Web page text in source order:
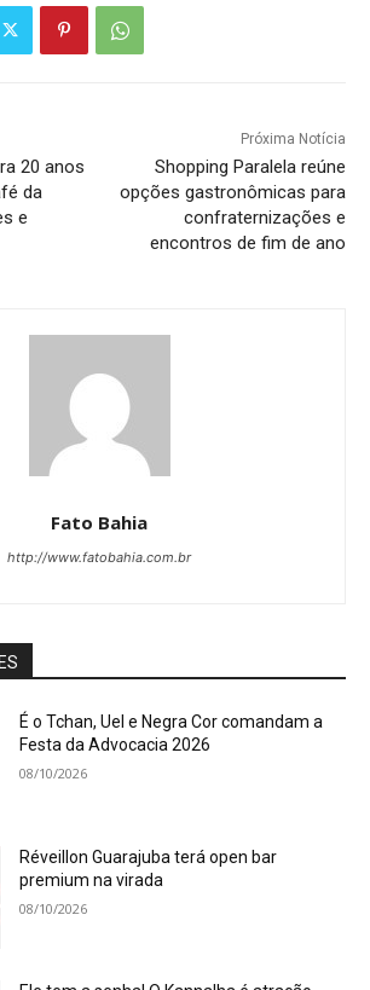
20 anos
da
e
Próxima Notícia
Shopping Paralela reúne
opções gastronômicas para
confraternizações e
encontros de fim de ano
Fato Bahia
http://www.fatobahia.com.br
É o Tchan, Uel e Negra Cor comandam a
Festa da Advocacia 2026
08/10/2026
Réveillon Guarajuba terá open bar
premium na virada
08/10/2026